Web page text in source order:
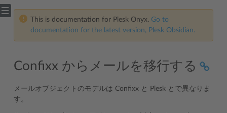
This is documentation for Plesk Onyx. Go to
documentation for the latest version, Plesk Obsidian.
Confixx からメールを移行する
メールオブジェクトのモデルは Confixx と Plesk とで異なりま
す。